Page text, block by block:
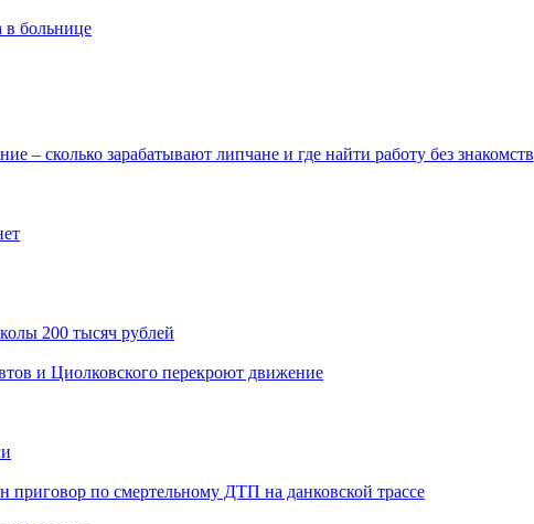
в больнице
– сколько зарабатывают липчане и где найти работу без знакомств
200 тысяч рублей
и Циолковского перекроют движение
приговор по смертельному ДТП на данковской трассе